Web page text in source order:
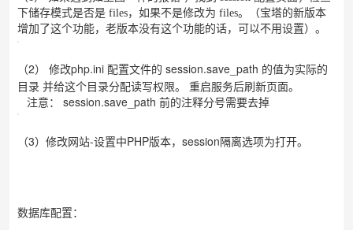
下储存模式是否是 files，如果不是修改为 files。（宝塔的新版本
增加了这个功能，老版本没有这个功能的话，可以不用设置）。
（2） 修改php.ini 配置文件的 session.save_path 的值为实际的
目录 并给这个目录分配读写权限。 重启服务后刷新页面。
注意： session.save_path 前的注释分号需要去掉
（3）修改网站-设置中PHP版本，session隔离选项为打开。
数据库配置：